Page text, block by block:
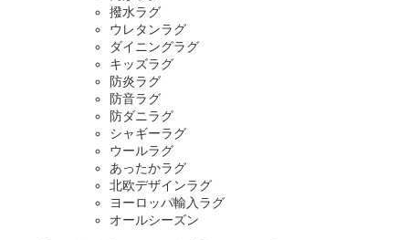
撥水ラグ
ウレタンラグ
ダイニングラグ
キッズラグ
防炎ラグ
防音ラグ
防ダニラグ
シャギーラグ
ウールラグ
あったかラグ
北欧デザインラグ
ヨーロッパ輸入ラグ
オールシーズン